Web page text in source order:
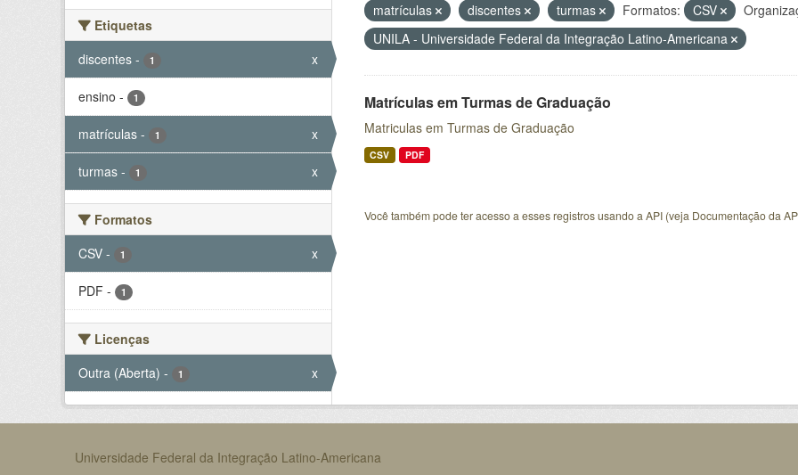
Etiquetas
discentes - 1 x
ensino - 1
matrículas - 1 x
turmas - 1 x
Formatos
CSV - 1 x
PDF - 1
Licenças
Outra (Aberta) - 1 x
matrículas
discentes turmas Formatos: CSV
UNILA - Universidade Federal da Integração Latino-Americana
Matrículas em Turmas de Graduação
Matriculas em Turmas de Graduação
CSV PDF
Você também pode ter acesso a esses registros usando a API(veja Documentação da
Universidade Federal da Integração Latino-Americana